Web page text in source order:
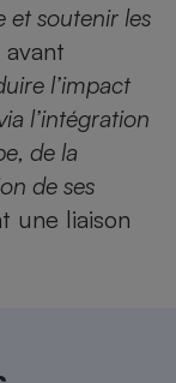
et soutenir les
l’impact
l’intégration
de la
de ses
une liaison